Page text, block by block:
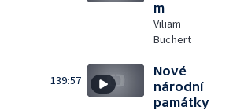
m
Viliam
Buchert
139:57
Nové
národní
památky